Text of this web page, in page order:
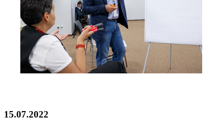
15.07.2022